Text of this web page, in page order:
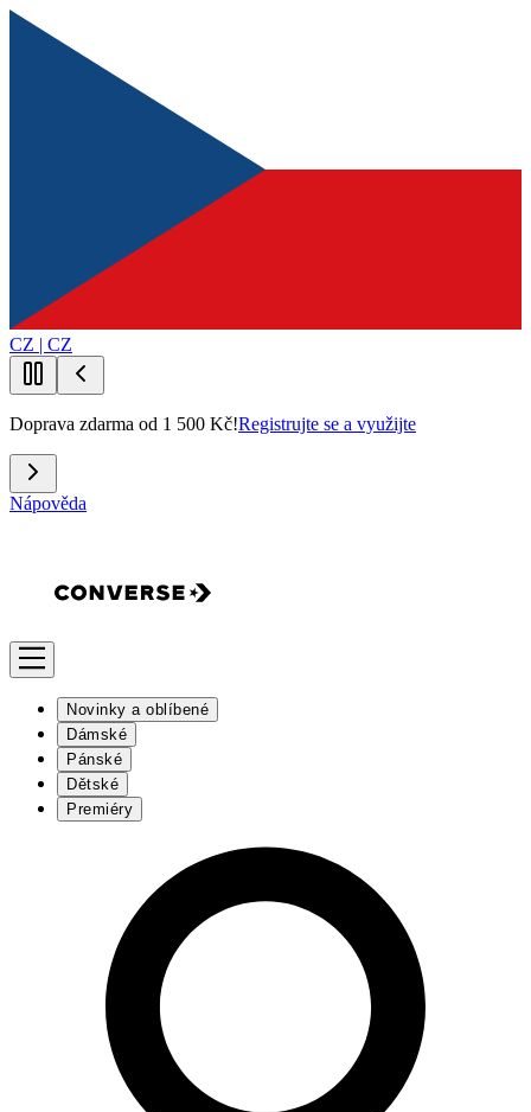
CZ | CZ
Doprava zdarma od 1 500 Kč!Registrujte se a využijte
Nápověda
Novinky a oblíbené
Dámské
Pánské
Dětské
Premiéry